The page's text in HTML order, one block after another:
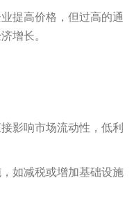
提高价格，但过高的通
增长。
影响市场流动性，低利
如减税或增加基础设施